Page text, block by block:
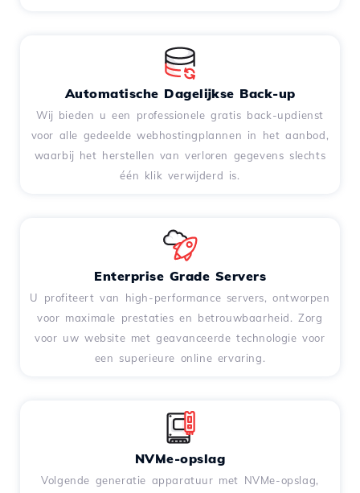
Automatische Dagelijkse Back-up
Wij bieden u een professionele gratis back-updienst
voor alle gedeelde webhostingplannen in het aanbod,
waarbij het herstellen van verloren gegevens slechts
één klik verwijderd is.
Enterprise Grade Servers
U profiteert van high-performance servers, ontworpen
voor maximale prestaties en betrouwbaarheid. Zorg
voor uw website met geavanceerde technologie voor
een superieure online ervaring.
NVMe-opslag
Volgende generatie apparatuur met NVMe-opslag,